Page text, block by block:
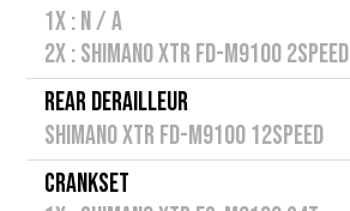
1X : N / A
2X : SHIMANO XTR FD-M9100 2SPEED
REAR DERAILLEUR
SHIMANO XTR FD-M9100 12SPEED
CRANKSET